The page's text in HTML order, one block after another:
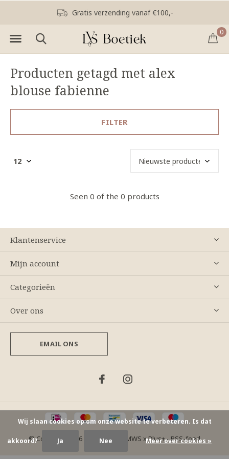
0
Gratis verzending vanaf €100,-
Producten getagd met alex
blouse fabienne
FILTER
Seen 0 of the 0 products
Klantenservice
Mijn account
Categorieën
Over ons
EMAIL ONS
© Copyright 2026 - Theme By DMWS xPlus+-RSS-feed
Wij slaan cookies op om onze website te verbeteren. Is dat
akkoord? Ja Nee Meer over cookies »